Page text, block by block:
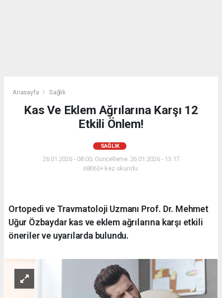
Anasayfa Sağlık
Kas Ve Eklem Ağrılarına Karşı 12
Etkili Önlem!
SAĞLIK
26.01.2026 - 08:00, Güncelleme: 26.01.2026 - 13:17
68063+ kez okundu.
Ortopedi ve Travmatoloji Uzmanı Prof. Dr. Mehmet
Uğur Özbaydar kas ve eklem ağrılarına karşı etkili
öneriler ve uyarılarda bulundu.